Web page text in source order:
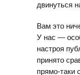
двинуться
Вам это
У нас —
настроя
принято
прямо-таки